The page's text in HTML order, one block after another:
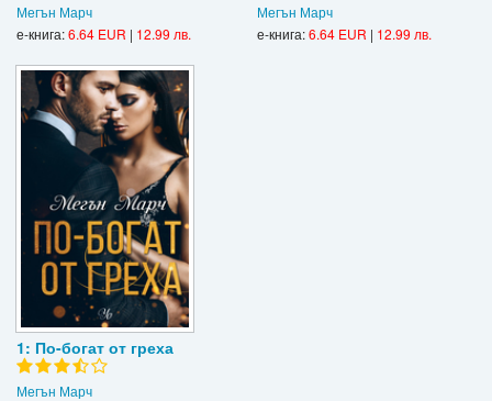
Мегън Марч
е-книга:6.64 EUR | 12.99 лв.
Мегън Марч
е-книга:6.64 EUR | 12.99 лв.
1: По-богат от греха
Мегън Марч